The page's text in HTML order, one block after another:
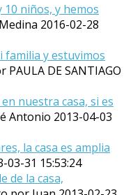
10 niños, y hemos
2016-02-28
familia y estuvimos
PAULA DE SANTIAGO
nuestra casa, si es
Antonio 2013-04-03
la casa es amplia
03-31 15:53:24
de la casa,